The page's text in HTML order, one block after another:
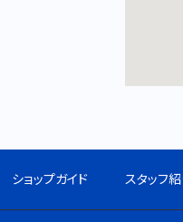
ショップガイド スタッフ